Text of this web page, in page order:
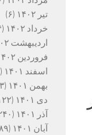
تیر ۱۴۰۲
(۶)
خرداد ۱۴۰۲
(۱۴)
اردیبهشت ۱۴۰۲
فروردین ۱۴۰۲
اسفند ۱۴۰۱
(۸۷)
بهمن ۱۴۰۱
(۹۳)
دی ۱۴۰۱
(۱۲۲)
آذر ۱۴۰۱
(۲۴۰)
آبان ۱۴۰۱
(۱۸۹)